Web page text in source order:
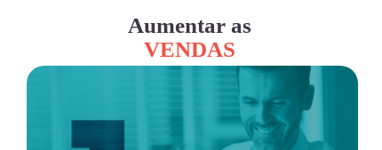
Aumentar as
VENDAS